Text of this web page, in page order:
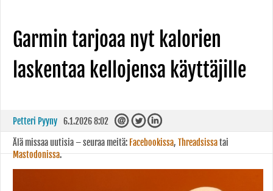
Garmin tarjoaa nyt kalorien
laskentaa kellojensa käyttäjille
Petteri Pyyny 6.1.2026 8:02
Älä missaa uutisia – seuraa meitä: Facebookissa, Threadsissatai
Mastodonissa.